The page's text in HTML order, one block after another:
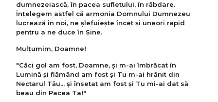
dumnezeiască, în pacea sufletului, în răbdare.
Înţelegem astfel că armonia Domnului Dumnezeu
lucrează în noi, ne şlefuieşte încet şi uneori rapid
pentru a ne duce în Sine.
Mulţumim, Doamne!
"Căci gol am fost, Doamne, şi m-ai îmbrăcat în
Lumină şi flămând am fost şi Tu m-ai hrănit din
Nectarul Tău... şi însetat am fost şi Tu mi-ai dat să
beau din Pacea Ta!"